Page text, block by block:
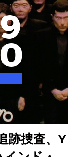
9
跡捜査、Y